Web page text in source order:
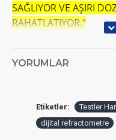
SAĞLIYOR VE AŞIRI
RAHATLATIYOR.”
"BU KONTROL
IÇIN KULLANIYORUM.
KULLANIYOR VE
DUYUYOR."
YORUMLAR
Etiketler: Testler
dijital refractometre